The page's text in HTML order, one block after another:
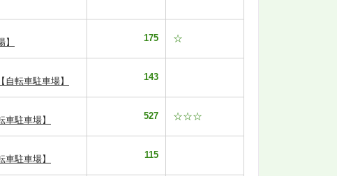
175 ☆
転車駐車場】 143
駐車場】 527 ☆☆☆
駐車場】 115